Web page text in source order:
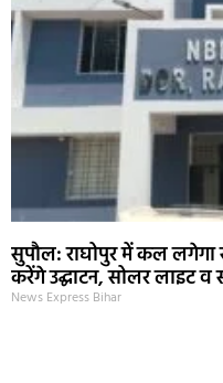
सुपौल: राघोपुर में कल
करेंगे उद्घाटन, सोलर लाइट व
News Express Bihar